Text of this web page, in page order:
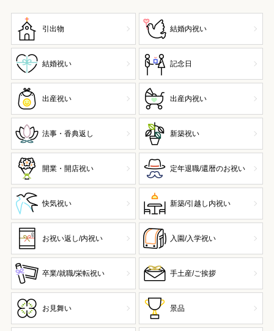
引出物 結婚内祝い
結婚祝い 記念日
出産祝い 出産内祝い
法事・香典返し 新築祝い
開業・開店祝い 定年退職/還暦のお祝い
快気祝い 新築/引越し内祝い
お祝い返し/内祝い 入園/入学祝い
卒業/就職/栄転祝い 手土産/ご挨拶
お見舞い 景品